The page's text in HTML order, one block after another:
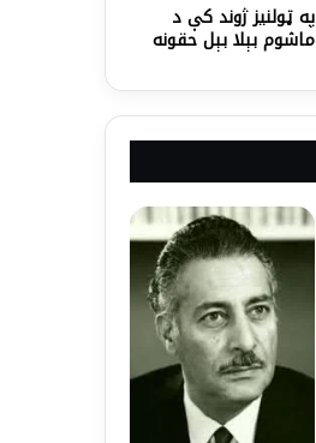
په ټولنيز ژوند کې د
ماشوم بېلا بېل حقونه